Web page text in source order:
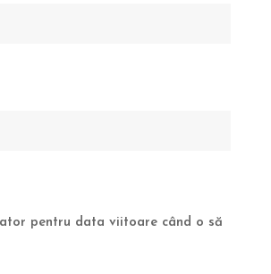
pentru data viitoare când o să